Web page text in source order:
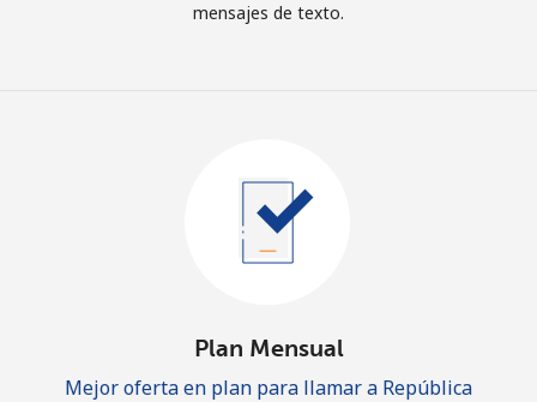
mensajes de texto.
Plan Mensual
Mejor oferta en plan para llamar a República